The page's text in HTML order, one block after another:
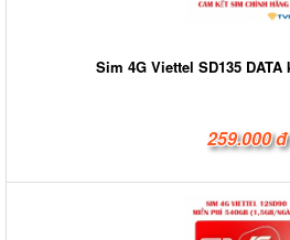
Sim 4G Viettel SD135 DATA
259.000 đ